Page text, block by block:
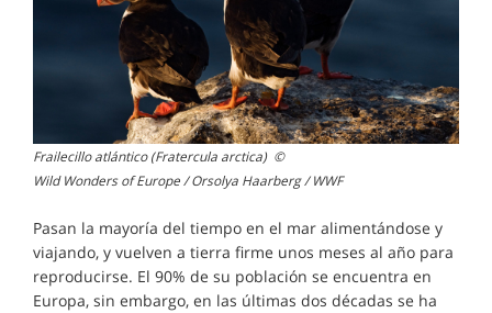
Frailecillo atlántico (Fratercula arctica) ©
Wild Wonders of Europe / Orsolya Haarberg / WWF
Pasan la mayoría del tiempo en el mar alimentándose y
viajando, y vuelven a tierra firme unos meses al año para
reproducirse. El 90% de su población se encuentra en
Europa, sin embargo, en las últimas dos décadas se ha